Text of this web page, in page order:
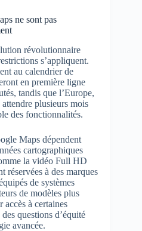
ne sont pas
révolutionnaire
s’appliquent.
au calendrier de
en première ligne
tandis que l’Europe,
plusieurs mois
des fonctionnalités.
Maps dépendent
cartographiques
la vidéo Full HD
réservées à des marques
de systèmes
de modèles plus
accès à certaines
questions d’équité
avancée.